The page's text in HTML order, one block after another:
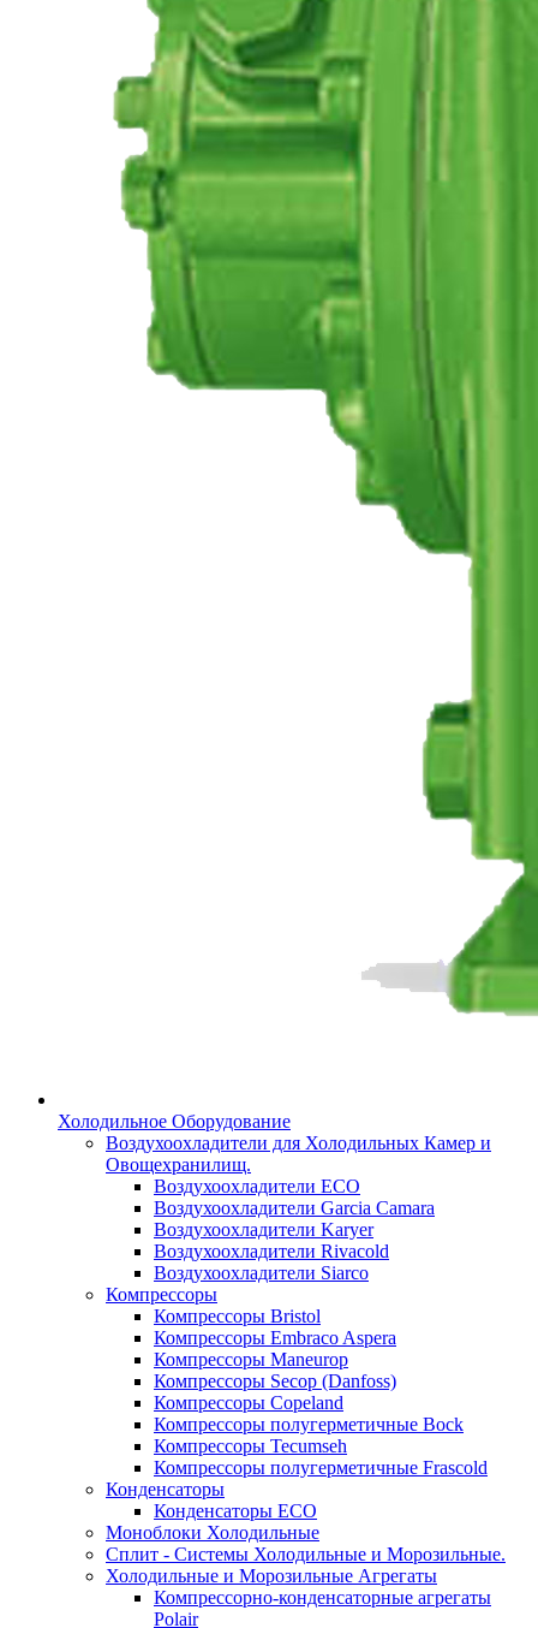
Холодильное Оборудование
Воздухоохладители для Холодильных Камер и
Овощехранилищ.
Воздухоохладители ECO
Воздухоохладители Garcia Camara
Воздухоохладители Karyer
Воздухоохладители Rivacold
Воздухоохладители Siarco
Компрессоры
Компрессоры Bristol
Компрессоры Embraco Aspera
Компрессоры Maneurop
Компрессоры Secop (Danfoss)
Компрессоры Copeland
Компрессоры полугерметичные Bock
Компрессоры Tecumseh
Компрессоры полугерметичные Frascold
Конденсаторы
Конденсаторы ECO
Моноблоки Холодильные
Сплит - Системы Холодильные и Морозильные.
Холодильные и Морозильные Агрегаты
Компрессорно-конденсаторные агрегаты
Polair